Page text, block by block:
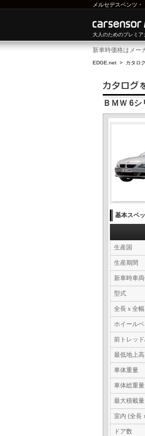
メルセデスベンツ ・
大人のためのプレミ
新車時価格はメー
EDGE.net > カタロ
ＢＭＷ 6
基本スペ
生産国
生産期間
新車時車
型式
全長ｘ全
ホイール
前トレッ
最低地上高
車体重量
車体総重量
最大積載量
室内 (全長
ドア数